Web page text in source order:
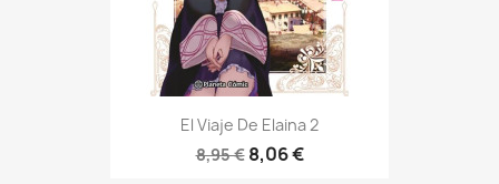
El Viaje De Elaina 2
8,95 € 8,06 €